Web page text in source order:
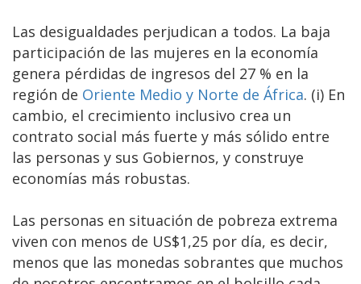
Las desigualdades perjudican a todos. La baja
participación de las mujeres en la economía
genera pérdidas de ingresos del 27 % en la
región de Oriente Medio y Norte de África. (i) En
cambio, el crecimiento inclusivo crea un
contrato social más fuerte y más sólido entre
las personas y sus Gobiernos, y construye
economías más robustas.
Las personas en situación de pobreza extrema
viven con menos de US$1,25 por día, es decir,
menos que las monedas sobrantes que muchos